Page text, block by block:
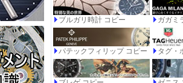
ブルガリ時計 コピー ガガミ
パテックフィリップ コピー タグ・